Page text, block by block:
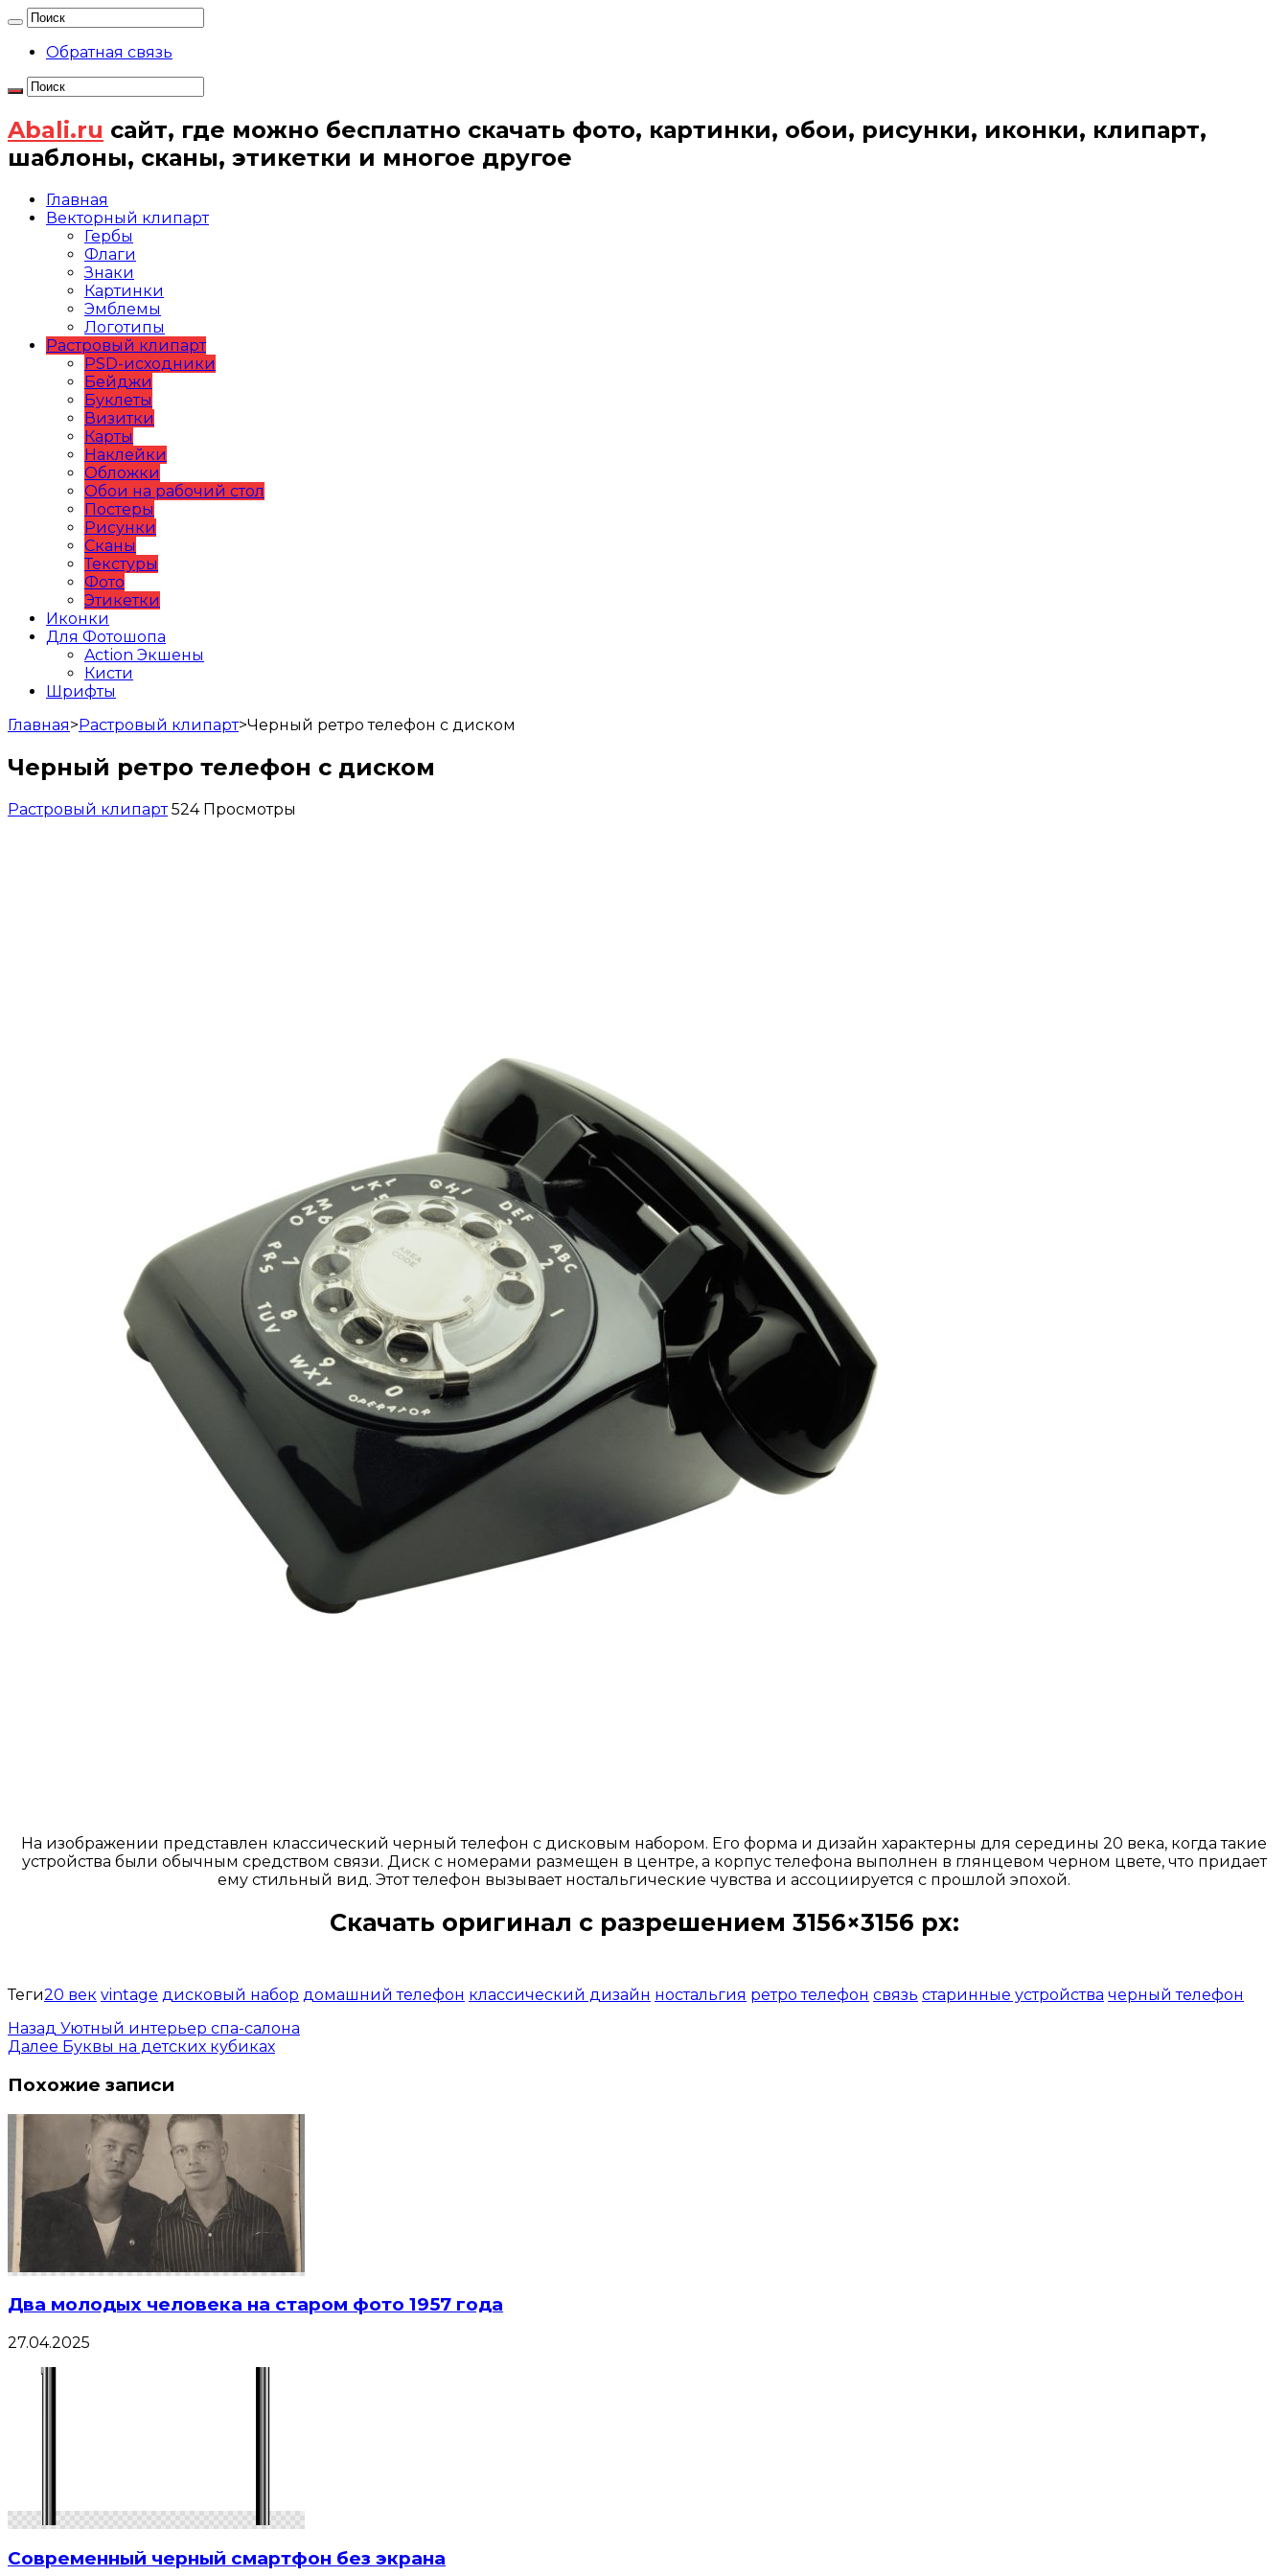
Обратная связь
Abali.ru сайт, где можно бесплатно скачать фото, картинки, обои, рисунки, иконки, клипарт,
шаблоны, сканы, этикетки и многое другое
Главная
Векторный клипарт
Гербы
Флаги
Знаки
Картинки
Эмблемы
Логотипы
Растровый клипарт
PSD-исходники
Бейджи
Буклеты
Визитки
Карты
Наклейки
Обложки
Обои на рабочий стол
Постеры
Рисунки
Сканы
Текстуры
Фото
Этикетки
Иконки
Для Фотошопа
Action Экшены
Кисти
Шрифты
Главная>Растровый клипарт>Черный ретро телефон с диском
Черный ретро телефон с диском
Растровый клипарт 524 Просмотры
На изображении представлен классический черный телефон с дисковым набором. Его форма и дизайн характерны для середины 20 века, когда такие
устройства были обычным средством связи. Диск с номерами размещен в центре, а корпус телефона выполнен в глянцевом черном цвете, что придает
ему стильный вид. Этот телефон вызывает ностальгические чувства и ассоциируется с прошлой эпохой.
Скачать оригинал с разрешением 3156×3156 px:
Теги20 век vintage дисковый набор домашний телефон классический дизайн ностальгия ретро телефон связь старинные устройства черный телефон
Назад Уютный интерьер спа-салона
Далее Буквы на детских кубиках
Похожие записи
Два молодых человека на старом фото 1957 года
27.04.2025
Современный черный смартфон без экрана